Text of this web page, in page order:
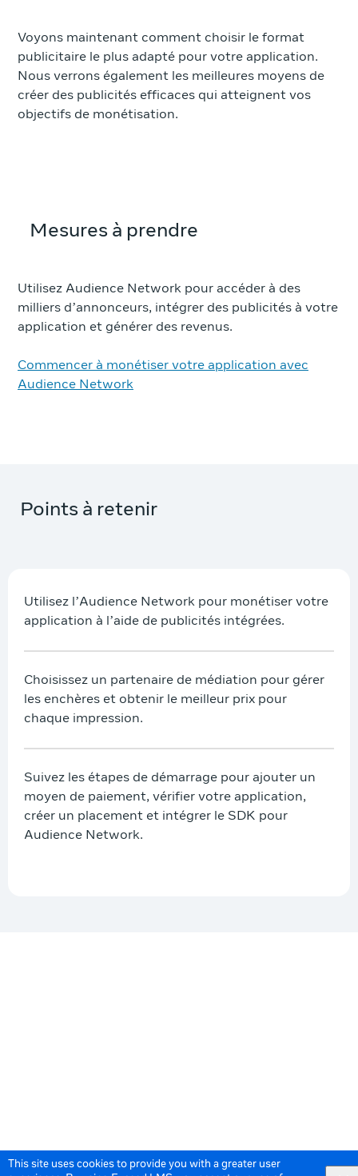
This site uses cookies to provide you with a greater user
Voyons maintenant comment choisir le format
publicitaire le plus adapté pour votre application.
Nous verrons également les meilleures moyens de
créer des publicités efficaces qui atteignent vos
objectifs de monétisation.
Mesures à prendre
Utilisez Audience Network pour accéder à des
milliers d’annonceurs, intégrer des publicités à votre
application et générer des revenus.
Commencer à monétiser votre application avec
Audience Network
Points à retenir
Utilisez l’Audience Network pour monétiser votre
application à l’aide de publicités intégrées.
Choisissez un partenaire de médiation pour gérer
les enchères et obtenir le meilleur prix pour
chaque impression.
Suivez les étapes de démarrage pour ajouter un
moyen de paiement, vérifier votre application,
créer un placement et intégrer le SDK pour
Audience Network.